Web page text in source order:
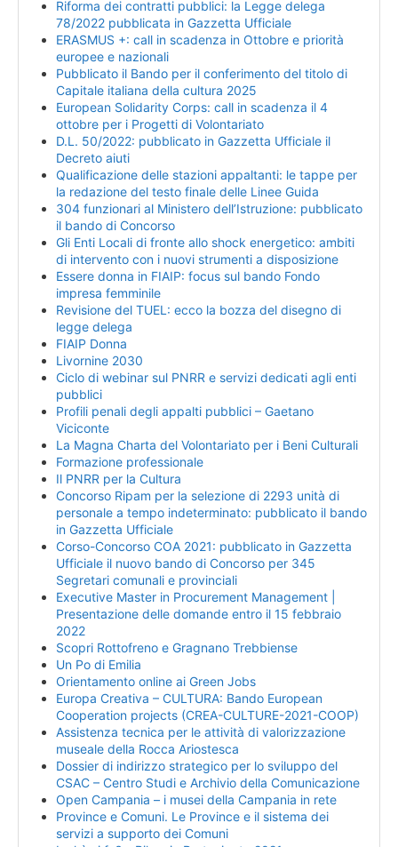
Riforma dei contratti pubblici: la Legge delega
78/2022 pubblicata in Gazzetta Ufficiale
ERASMUS +: call in scadenza in Ottobre e priorità
europee e nazionali
Pubblicato il Bando per il conferimento del titolo di
Capitale italiana della cultura 2025
European Solidarity Corps: call in scadenza il 4
ottobre per i Progetti di Volontariato
D.L. 50/2022: pubblicato in Gazzetta Ufficiale il
Decreto aiuti
Qualificazione delle stazioni appaltanti: le tappe per
la redazione del testo finale delle Linee Guida
304 funzionari al Ministero dell’Istruzione: pubblicato
il bando di Concorso
Gli Enti Locali di fronte allo shock energetico: ambiti
di intervento con i nuovi strumenti a disposizione
Essere donna in FIAIP: focus sul bando Fondo
impresa femminile
Revisione del TUEL: ecco la bozza del disegno di
legge delega
FIAIP Donna
Livornine 2030
Ciclo di webinar sul PNRR e servizi dedicati agli enti
pubblici
Profili penali degli appalti pubblici – Gaetano
Viciconte
La Magna Charta del Volontariato per i Beni Culturali
Formazione professionale
Il PNRR per la Cultura
Concorso Ripam per la selezione di 2293 unità di
personale a tempo indeterminato: pubblicato il bando
in Gazzetta Ufficiale
Corso-Concorso COA 2021: pubblicato in Gazzetta
Ufficiale il nuovo bando di Concorso per 345
Segretari comunali e provinciali
Executive Master in Procurement Management |
Presentazione delle domande entro il 15 febbraio
2022
Scopri Rottofreno e Gragnano Trebbiense
Un Po di Emilia
Orientamento online ai Green Jobs
Europa Creativa – CULTURA: Bando European
Cooperation projects (CREA-CULTURE-2021-COOP)
Assistenza tecnica per le attività di valorizzazione
museale della Rocca Ariostesca
Dossier di indirizzo strategico per lo sviluppo del
CSAC – Centro Studi e Archivio della Comunicazione
Open Campania – i musei della Campania in rete
Province e Comuni. Le Province e il sistema dei
servizi a supporto dei Comuni